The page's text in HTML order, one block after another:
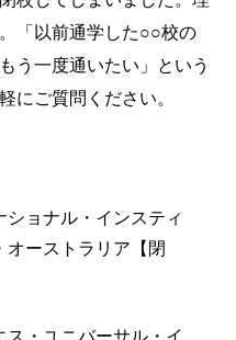
「以前通学した○○校の
う一度通いたい」という
にご質問 ください。
ショナル・インスティ
オーストラリア【閉
ス・ユニバーサル・イ